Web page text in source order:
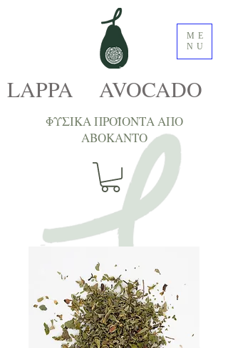
ME
NU
LAPPA AVOCADO
ΦΥΣΙΚΑ ΠΡΟΪΟΝΤΑ ΑΠΟ
ΑΒΟΚΑNTΟ